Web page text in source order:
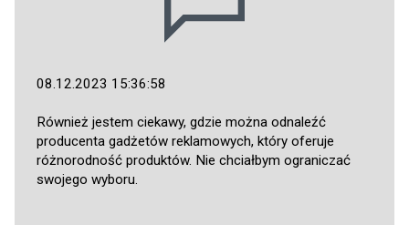
08.12.2023 15:36:58
Również jestem ciekawy, gdzie można odnaleźć
producenta gadżetów reklamowych, który oferuje
różnorodność produktów. Nie chciałbym ograniczać
swojego wyboru.